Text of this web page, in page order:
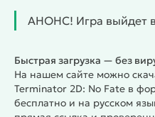
машин, ведь это было
недалёкого будущего.
зависит финальная
или людей или
вперёд: "Исследуйте
пробивайте свой троп,
АНОНС! Игра выйдет
Быстрая загрузка — без
На нашем сайте можно
Terminator 2D: No Fate в
бесплатно и на русском